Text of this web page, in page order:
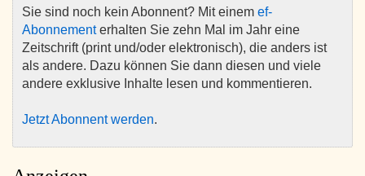
Sie sind noch kein Abonnent? Mit einem ef-
Abonnementerhalten Sie zehn Mal im Jahr eine
Zeitschrift (print und/oder elektronisch), die anders ist
als andere. Dazu können Sie dann diesen und viele
andere exklusive Inhalte lesen und kommentieren.
Jetzt Abonnent werden.